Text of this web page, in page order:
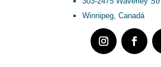
Winnipeg, Canadá